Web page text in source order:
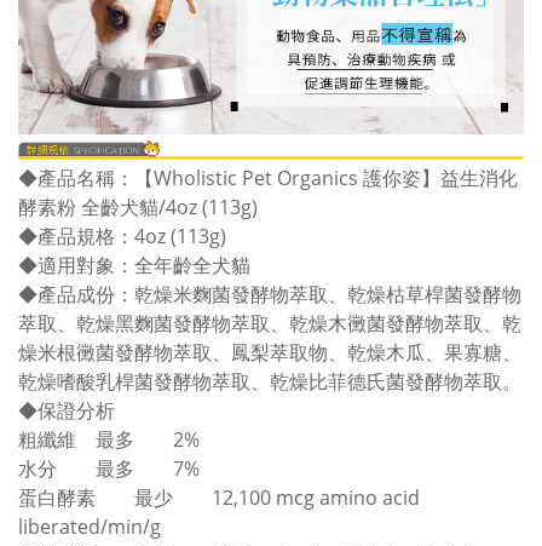
◆產品名稱：【Wholistic Pet Organics 護你姿】益生消化
酵素粉 全齡犬貓/4oz (113g)
◆產品規格：4oz (113g)
◆適用對象：全年齡全犬貓
◆產品成份：乾燥米麴菌發酵物萃取、乾燥枯草桿菌發酵物
萃取、乾燥黑麴菌發酵物萃取、乾燥木黴菌發酵物萃取、乾
燥米根黴菌發酵物萃取、鳳梨萃取物、乾燥木瓜、果寡糖、
乾燥嗜酸乳桿菌發酵物萃取、乾燥比菲德氏菌發酵物萃取。
◆保證分析
粗纖維
最多
2%
水分
最多
7%
蛋白酵素
最少
12,100 mcg amino acid
liberated/min/g